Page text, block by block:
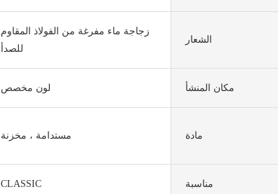
زجاجة ماء مفرغة من الفولاذ المقاوم
للصدأ
الشعار
لون مخصص مكان المنشأ
مستدامة ، مخزنة مادة
CLASSIC مناسبة